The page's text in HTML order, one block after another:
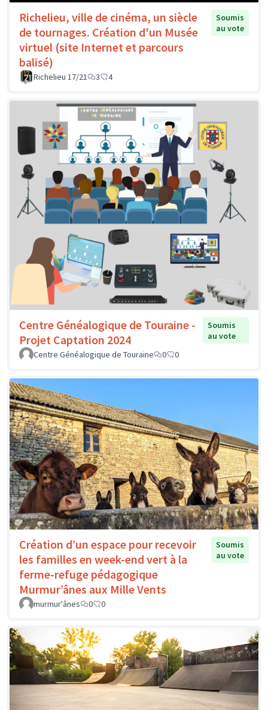
Richelieu, ville de cinéma, un siècle
de tournages. Création d'un Musée
virtuel (site Internet et parcours
balisé)
Soumis
au vote
Richelieu 17/21 3 4
Centre Généalogique de Touraine -
Projet Captation 2024
Soumis
au vote
Centre Généalogique de Touraine
0 0
Création d’un espace pour recevoir
les familles en week-end vert à la
ferme-refuge pédagogique
Murmur’ânes aux Mille Vents
Soumis
au vote
murmur'ânes 0 0